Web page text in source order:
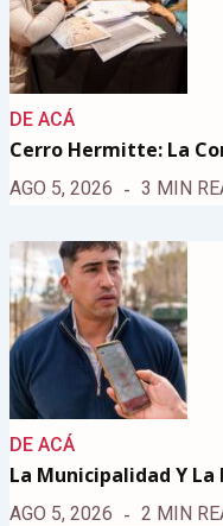
DE ACÁ
Cerro Hermitte: La
AGO 5, 2026 3 MIN
DE ACÁ
La Municipalidad Y
AGO 5, 2026 2 MIN